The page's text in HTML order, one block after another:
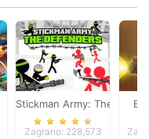
Stickman Army: The
Zagrano: 228,573